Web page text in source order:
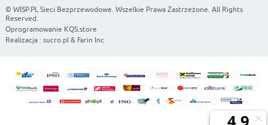
© WISP.PL Sieci Bezprzewodowe. Wszelkie Prawa Zastrzeżone. All Rights
Reserved.
Oprogramowanie KQS.store
Realizacja : sucro.pl& Farin Inc